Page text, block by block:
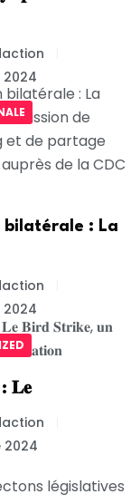
2024
bilatérale : La
2024
: 𝐋𝐞
2024